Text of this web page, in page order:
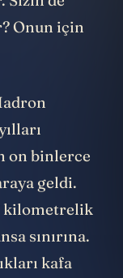
Onun için
on binlerce
geldi.
kilometrelik
sınırına.
kafa